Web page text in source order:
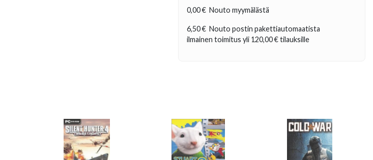
0,00 € Nouto myymälästä
6,50 € Nouto postin pakettiautomaatista
ilmainen toimitus yli 120,00 €tilauksille